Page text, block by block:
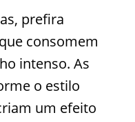
prefira
consomem
intenso. As
o estilo
um efeito